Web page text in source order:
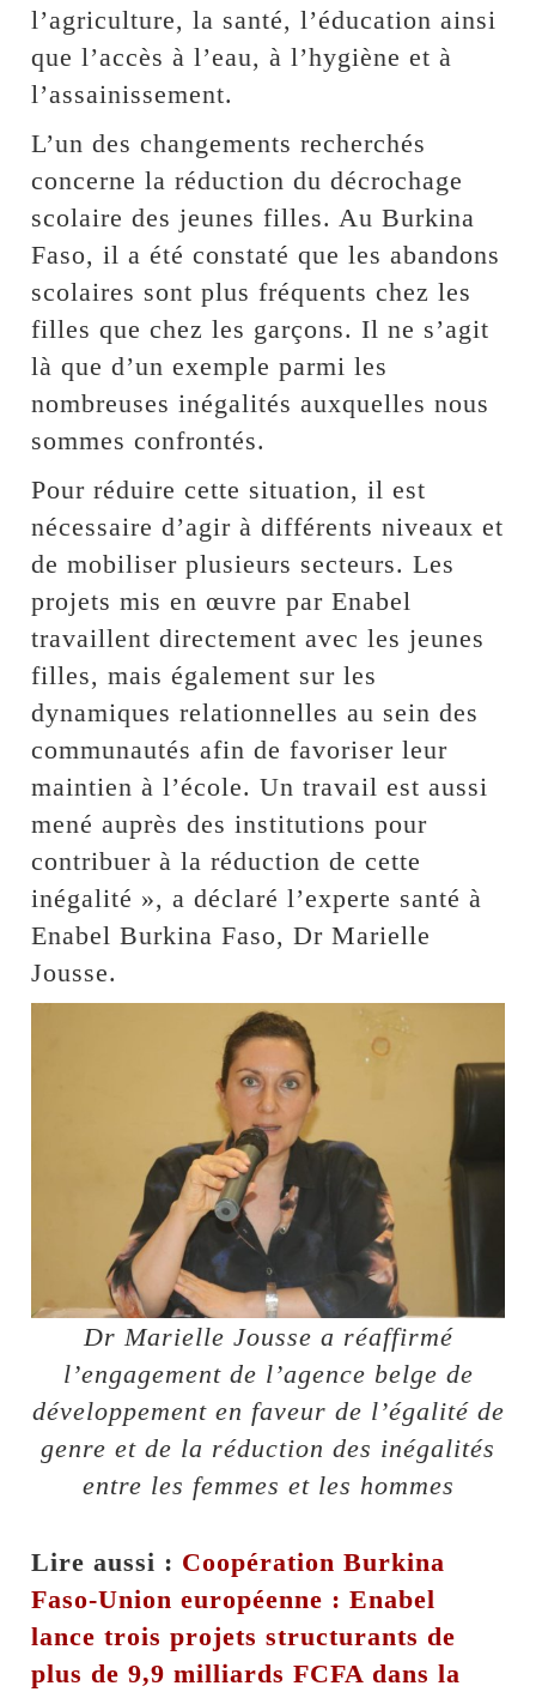
l’agriculture, la santé, l’éducation ainsi
que l’accès à l’eau, à l’hygiène et à
l’assainissement.
L’un des changements recherchés
concerne la réduction du décrochage
scolaire des jeunes filles. Au Burkina
Faso, il a été constaté que les abandons
scolaires sont plus fréquents chez les
filles que chez les garçons. Il ne s’agit
là que d’un exemple parmi les
nombreuses inégalités auxquelles nous
sommes confrontés.
Pour réduire cette situation, il est
nécessaire d’agir à différents niveaux et
de mobiliser plusieurs secteurs. Les
projets mis en œuvre par Enabel
travaillent directement avec les jeunes
filles, mais également sur les
dynamiques relationnelles au sein des
communautés afin de favoriser leur
maintien à l’école. Un travail est aussi
mené auprès des institutions pour
contribuer à la réduction de cette
inégalité », a déclaré l’experte santé à
Enabel Burkina Faso, Dr Marielle
Jousse.
Dr Marielle Jousse a réaffirmé
l’engagement de l’agence belge de
développement en faveur de l’égalité de
genre et de la réduction des inégalités
entre les femmes et les hommes
Lire aussi : Coopération Burkina
Faso-Union européenne : Enabel
lance trois projets structurants de
plus de 9,9 milliards FCFA dans la